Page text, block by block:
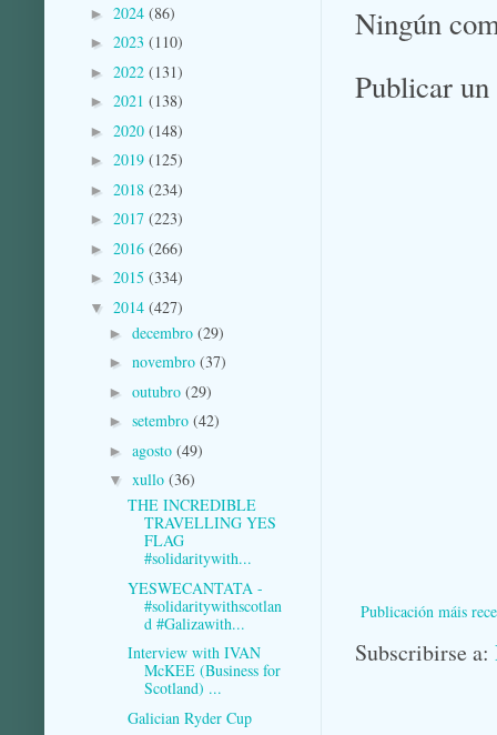
Ningún
Publicar
Publicación máis
Subscribirse a:
► 2024 (86)
► 2023 (110)
► 2022 (131)
► 2021 (138)
► 2020 (148)
► 2019 (125)
► 2018 (234)
► 2017 (223)
► 2016 (266)
► 2015 (334)
▼ 2014 (427)
► decembro (29)
► novembro (37)
► outubro (29)
► setembro (42)
► agosto (49)
▼ xullo (36)
THE INCREDIBLE
TRAVELLING YES
FLAG
#solidaritywith...
YESWECANTATA -
#solidaritywithscotlan
d #Galizawith...
Interview with IVAN
McKEE (Business for
Scotland) ...
Galician Ryder Cup